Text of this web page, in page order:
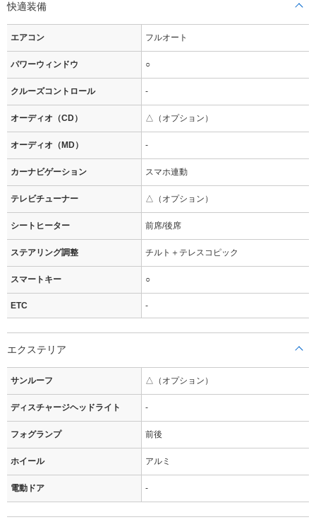
快適装備
エアコン フルオート
パワーウィンドウ ○
クルーズコントロール -
オーディオ（CD） △（オプション）
オーディオ（MD） -
カーナビゲーション スマホ連動
テレビチューナー △（オプション）
シートヒーター 前席/後席
ステアリング調整 チルト＋テレスコピック
スマートキー ○
ETC -
エクステリア
サンルーフ △（オプション）
ディスチャージヘッドライト -
フォグランプ 前後
ホイール アルミ
電動ドア -